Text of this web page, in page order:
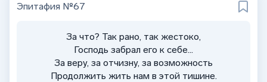
Эпитафия №67
За что? Так рано, так жестоко,
Господь забрал его к себе…
За веру, за отчизну, за возможность
Продолжить жить нам в этой тишине.